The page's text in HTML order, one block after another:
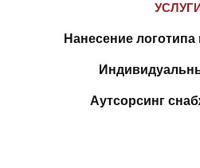
Нанесение
Аутсорсинг